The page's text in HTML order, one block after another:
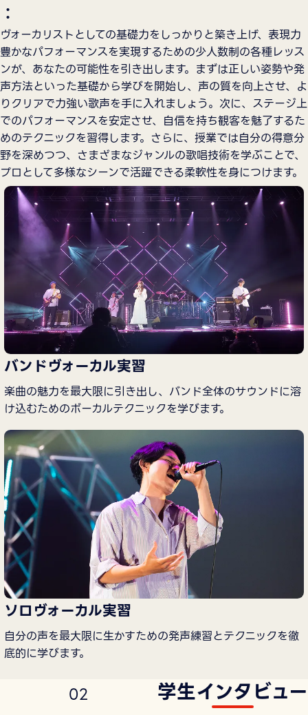
：
ヴォーカリストとしての基礎力をしっかりと築き上げ、表現力
豊かなパフォーマンスを実現するための少人数制の各種レッス
ンが、あなたの可能性を引き出します。まずは正しい姿勢や発
声方法といった基礎から学びを開始し、声の質を向上させ、よ
りクリアで力強い歌声を手に入れましょう。次に、ステージ上
でのパフォーマンスを安定させ、自信を持ち観客を魅了するた
めのテクニックを習得します。さらに、授業では自分の得意分
野を深めつつ、さまざまなジャンルの歌唱技術を学ぶことで、
プロとして多様なシーンで活躍できる柔軟性を身につけます。
バンドヴォーカル実習
楽曲の魅力を最大限に引き出し、バンド全体のサウンドに溶
け込むためのボーカルテクニックを学びます。
ソロヴォーカル実習
自分の声を最大限に生かすための発声練習とテクニックを徹
底的に学びます。
02 学生インタビュー